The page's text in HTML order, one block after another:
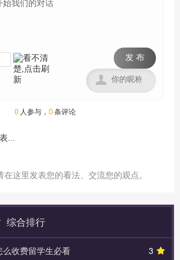
发 布

0 人参与， 0条评论
...
这里发表您的看法、交流您的观点。
综合排行
3
么收费留学生必看